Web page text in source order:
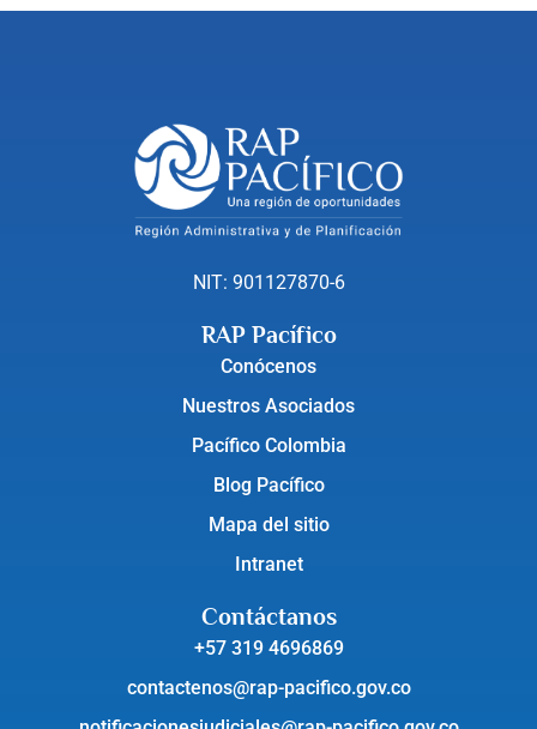
NIT: 901127870-6
RAP Pacífico
Conócenos
Nuestros Asociados
Pacífico Colombia
Blog Pacífico
Mapa del sitio
Intranet
Contáctanos
+57 319 4696869
contactenos@rap-pacifico.gov.co